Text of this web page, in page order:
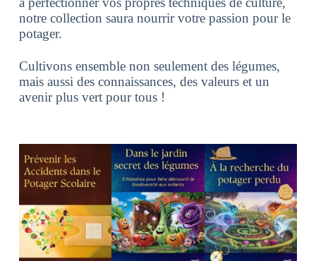
notre collection saura nourrir votre passion pour le
potager.
Cultivons ensemble non seulement des légumes,
mais aussi des connaissances, des valeurs et un
avenir plus vert pour tous !